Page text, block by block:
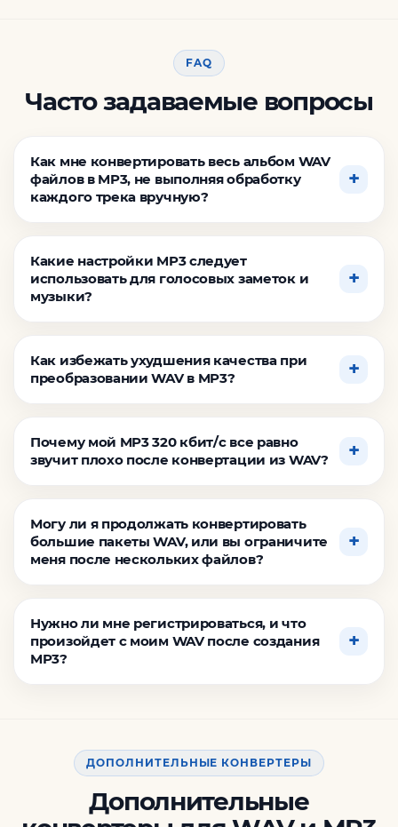
FAQ
Часто задаваемые вопросы
Как мне конвертировать весь альбом WAV
файлов в MP3, не выполняя обработку
каждого трека вручную?
Какие настройки MP3 следует
использовать для голосовых заметок и
музыки?
Как избежать ухудшения качества при
преобразовании WAV в MP3?
Почему мой MP3 320 кбит/с все равно
звучит плохо после конвертации из WAV?
Могу ли я продолжать конвертировать
большие пакеты WAV, или вы ограничите
меня после нескольких файлов?
Нужно ли мне регистрироваться, и что
произойдет с моим WAV после создания
MP3?
ДОПОЛНИТЕЛЬНЫЕ КОНВЕРТЕРЫ
Дополнительные